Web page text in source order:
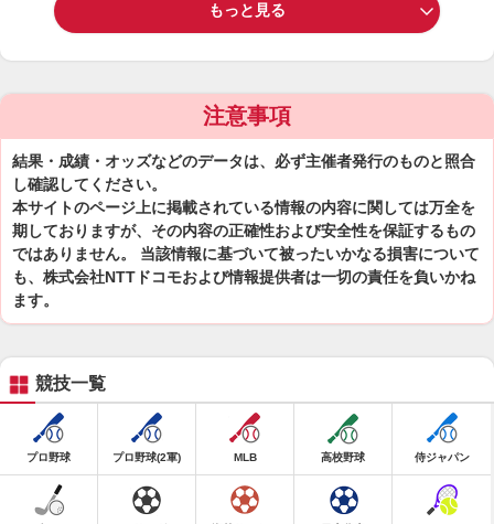
もっと見る
注意事項
結果・成績・オッズなどのデータは、必ず主催者発行のものと照合
し確認してください。
本サイトのページ上に掲載されている情報の内容に関しては万全を
期しておりますが、その内容の正確性および安全性を保証するもの
ではありません。 当該情報に基づいて被ったいかなる損害について
も、株式会社NTTドコモおよび情報提供者は一切の責任を負いかね
ます。
競技一覧
プロ野球 プロ野球(2軍) MLB 高校野球 侍ジャパン